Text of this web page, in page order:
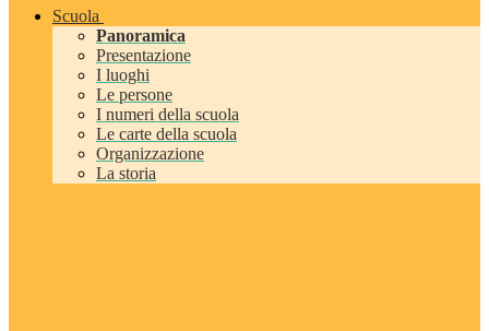
Scuola
Panoramica
Presentazione
I luoghi
Le persone
I numeri della scuola
Le carte della scuola
Organizzazione
La storia